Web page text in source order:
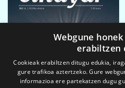
Webgune
erabiltzen
Cookieak erabiltzen ditugu edukia,
gure trafikoa aztertzeko. Gure
informazioa ere partekatzen dugu